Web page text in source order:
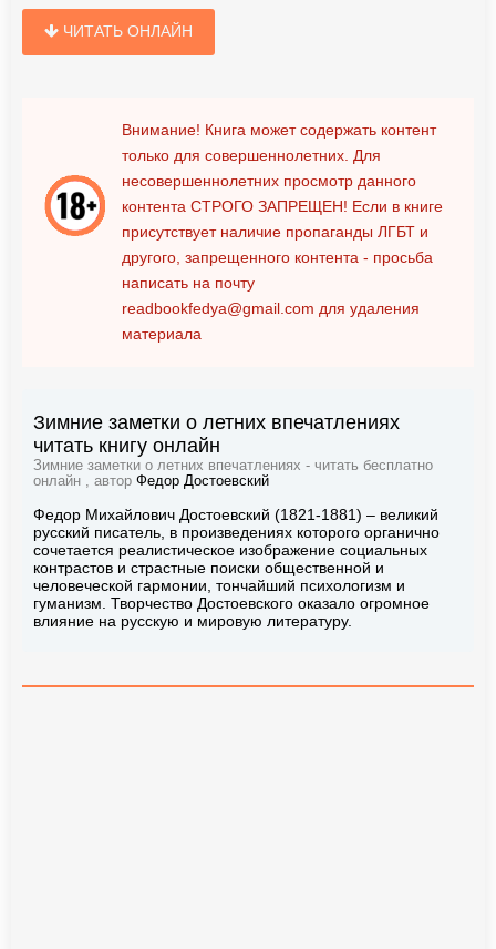
ЧИТАТЬ ОНЛАЙН
Внимание! Книга может содержать контент
только для совершеннолетних. Для
несовершеннолетних просмотр данного
контента СТРОГО ЗАПРЕЩЕН! Если в книге
присутствует наличие пропаганды ЛГБТ и
другого, запрещенного контента - просьба
написать на почту
readbookfedya@gmail.com для удаления
материала
Зимние заметки о летних впечатлениях
читать книгу онлайн
Зимние заметки о летних впечатлениях - читать бесплатно
онлайн , автор Федор Достоевский
Федор Михайлович Достоевский (1821-1881) – великий
русский писатель, в произведениях которого органично
сочетается реалистическое изображение социальных
контрастов и страстные поиски общественной и
человеческой гармонии, тончайший психологизм и
гуманизм. Творчество Достоевского оказало огромное
влияние на русскую и мировую литературу.